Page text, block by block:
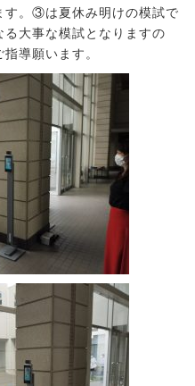
す。③は夏休み明けの模試で
大事な模試となりますの
導願います。